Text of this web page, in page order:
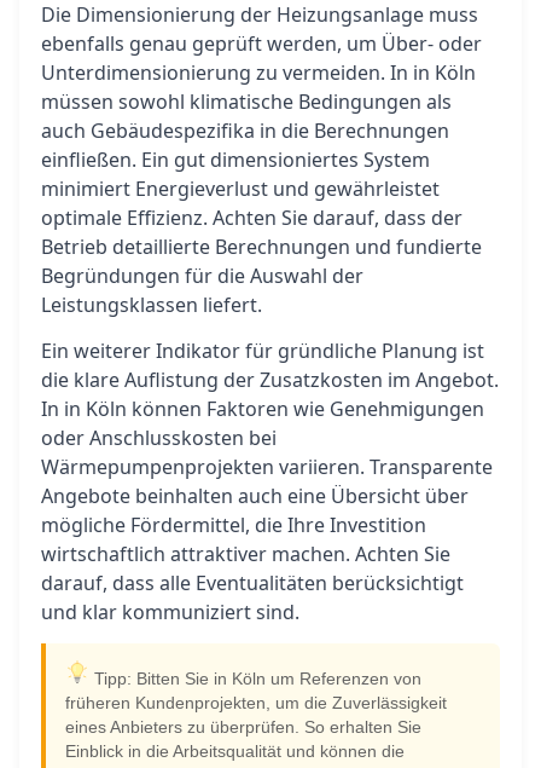
Die Dimensionierung der Heizungsanlage muss
ebenfalls genau geprüft werden, um Über- oder
Unterdimensionierung zu vermeiden. In in Köln
müssen sowohl klimatische Bedingungen als
auch Gebäudespezifika in die Berechnungen
einfließen. Ein gut dimensioniertes System
minimiert Energieverlust und gewährleistet
optimale Effizienz. Achten Sie darauf, dass der
Betrieb detaillierte Berechnungen und fundierte
Begründungen für die Auswahl der
Leistungsklassen liefert.
Ein weiterer Indikator für gründliche Planung ist
die klare Auflistung der Zusatzkosten im Angebot.
In in Köln können Faktoren wie Genehmigungen
oder Anschlusskosten bei
Wärmepumpenprojekten variieren. Transparente
Angebote beinhalten auch eine Übersicht über
mögliche Fördermittel, die Ihre Investition
wirtschaftlich attraktiver machen. Achten Sie
darauf, dass alle Eventualitäten berücksichtigt
und klar kommuniziert sind.
Tipp: Bitten Sie in Köln um Referenzen von
früheren Kundenprojekten, um die Zuverlässigkeit
eines Anbieters zu überprüfen. So erhalten Sie
Einblick in die Arbeitsqualität und können die